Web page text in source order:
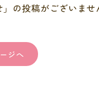
の投稿がございませ
ジへ